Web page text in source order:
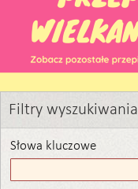
Filtry wyszukiwania
Słowa kluczowe